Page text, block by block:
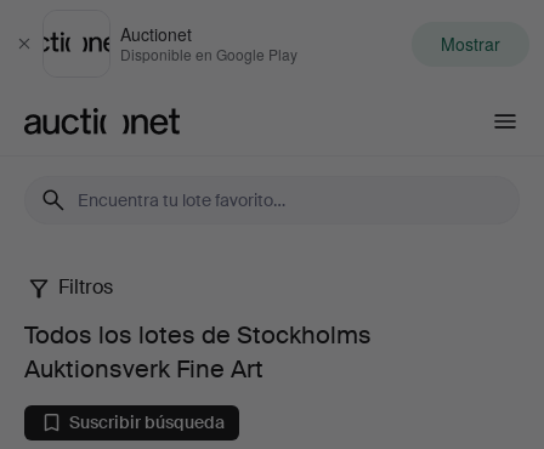
Cerrar
Auctionet
Disponible en Google Play Mostrar
Todos
los
lotes
Filtros
Todos los lotes de Stockholms
Auktionsverk Fine Art
Suscribir búsqueda